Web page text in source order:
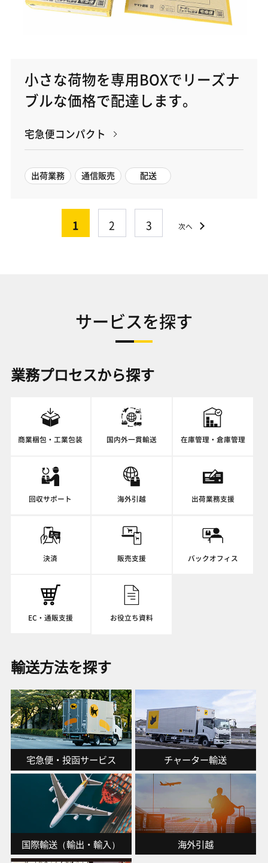
小さな荷物を専用BOXでリーズナ
ブルな価格で配達します。
宅急便コンパクト
出荷業務 通信販売 配送
1 2 3 次へ
サービスを探す
業務プロセスから探す
商業梱包・工業包装 国内外一貫輸送 在庫管理・倉庫管理
回収サポート 海外引越 出荷業務支援
決済 販売支援 バックオフィス
EC・通販支援 お役立ち資料
輸送方法を探す
宅急便・投函サービス チャーター輸送
国際輸送（輸出・輸入） 海外引越